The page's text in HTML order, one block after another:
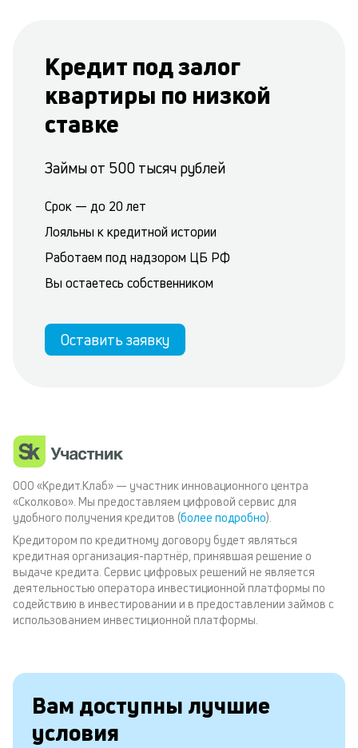
Кредит под залог
квартиры по низкой
ставке
Займы от 500 тысяч рублей
Срок — до 20 лет
Лояльны к кредитной истории
Работаем под надзором ЦБ РФ
Вы остаетесь собственником
Оставить заявку
ООО «Кредит.Клаб» — участник инновационного центра
«Сколково». Мы предоставляем цифровой сервис для
удобного получения кредитов (более подробно).
Кредитором по кредитному договору будет являться
кредитная организация-партнёр, принявшая решение о
выдаче кредита. Сервис цифровых решений не является
деятельностью оператора инвестиционной платформы по
содействию в инвестировании и в предоставлении займов с
использованием инвестиционной платформы.
Вам доступны лучшие
условия